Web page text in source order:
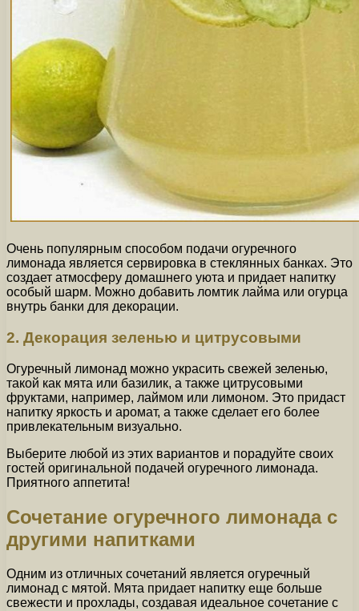
Очень популярным способом подачи огуречного
лимонада является сервировка в стеклянных банках. Это
создает атмосферу домашнего уюта и придает напитку
особый шарм. Можно добавить ломтик лайма или огурца
внутрь банки для декорации.
2. Декорация зеленью и цитрусовыми
Огуречный лимонад можно украсить свежей зеленью,
такой как мята или базилик, а также цитрусовыми
фруктами, например, лаймом или лимоном. Это придаст
напитку яркость и аромат, а также сделает его более
привлекательным визуально.
Выберите любой из этих вариантов и порадуйте своих
гостей оригинальной подачей огуречного лимонада.
Приятного аппетита!
Сочетание огуречного лимонада с
другими напитками
Одним из отличных сочетаний является огуречный
лимонад с мятой. Мята придает напитку еще больше
свежести и прохлады, создавая идеальное сочетание с